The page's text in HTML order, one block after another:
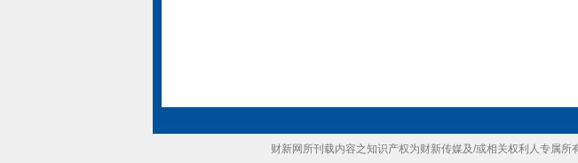
财新网所刊载内容之知识产权为财新传媒及/或相关权利人专属